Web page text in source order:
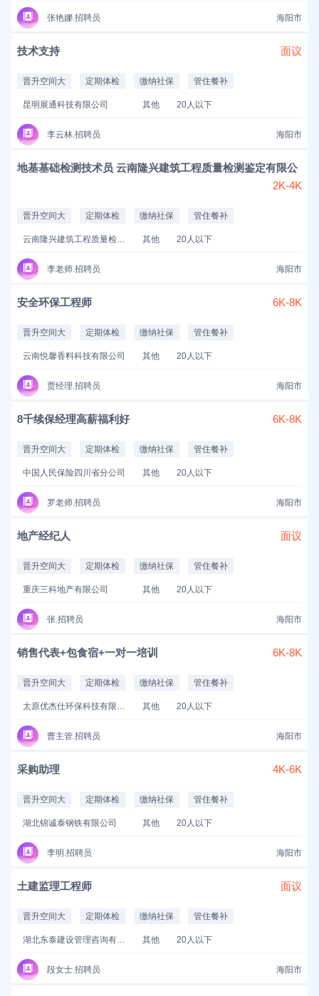
张艳娜.招聘员 海阳市
技术支持 面议
晋升空间大 定期体检 缴纳社保 管住餐补
昆明展通科技有限公司 其他 20人以下
李云林.招聘员 海阳市
地基基础检测技术员 云南隆兴建筑工程质量检测鉴定有限公
2K-4K
晋升空间大 定期体检 缴纳社保 管住餐补
云南隆兴建筑工程质量检测鉴定有限公司 其他 20人以下
李老师.招聘员 海阳市
安全环保工程师 6K-8K
晋升空间大 定期体检 缴纳社保 管住餐补
云南悦馨香料科技有限公司 其他 20人以下
贾经理.招聘员 海阳市
8千续保经理高薪福利好 6K-8K
晋升空间大 定期体检 缴纳社保 管住餐补
中国人民保险四川省分公司 其他 20人以下
罗老师.招聘员 海阳市
地产经纪人 面议
晋升空间大 定期体检 缴纳社保 管住餐补
重庆三科地产有限公司 其他 20人以下
张.招聘员 海阳市
销售代表+包食宿+一对一培训 6K-8K
晋升空间大 定期体检 缴纳社保 管住餐补
太原优杰仕环保科技有限公司 其他 20人以下
曹主管.招聘员 海阳市
采购助理 4K-6K
晋升空间大 定期体检 缴纳社保 管住餐补
湖北锦诚泰钢铁有限公司 其他 20人以下
李明.招聘员 海阳市
土建监理工程师 面议
晋升空间大 定期体检 缴纳社保 管住餐补
湖北东泰建设管理咨询有限公司 其他 20人以下
段女士.招聘员 海阳市